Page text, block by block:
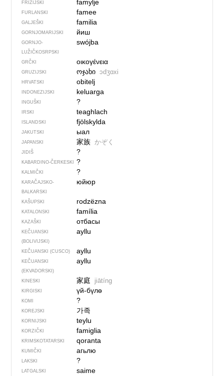
FRIZIJSKI famylje
FURLANSKI famee
GALJEŠKI familia
GORNJOMARIJSKI йиш
GORNJO­
LUŽIČKOSRPSKI
swójba
GRČKI οικογένεια
GRUZIJSKI ოჯახი ɔdʒɑxi
HRVATSKI obitelj
INDONEZIJSKI keluarga
INGUŠKI ?
IRSKI teaghlach
ISLANDSKI fjölskylda
JAKUTSKI ыал
JAPANSKI 家族 かぞく
JIDIŠ ?
KABARDINO-ČERKESKI ?
KALMIČKI ?
KARAČAJSKO-
BALKARSKI
юйюр
KAŠUPSKI rodzëzna
KATALONSKI família
KAZAŠKI отбасы
KEČUANSKI
(BOLIVIJSKI)
ayllu
KEČUANSKI (CUSCO) ayllu
KEČUANSKI
(EKVADORSKI)
ayllu
KINESKI 家庭 jiātíng
KIRGISKI үй-бүлө
KOMI ?
KOREJSKI 가족
KORNIJSKI teylu
KORZIČKI famiglia
KRIMSKOTATARSKI qoranta
KUMIČKI агьлю
LAKSKI ?
LATGALSKI saime